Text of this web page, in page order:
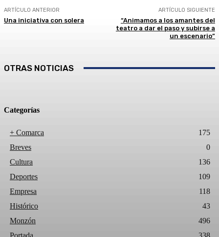
ARTÍCULO ANTERIOR
Una iniciativa con solera
ARTÍCULO SIGUIENTE
“Animamos a los amantes del
teatro a dar el paso y subirse a
un escenario”
OTRAS NOTICIAS
Categorías
+ Comarca
175
Breves
0
Cultura
136
Deportes
109
Empresa
118
Histórico
43
Monzón
496
Portada
338